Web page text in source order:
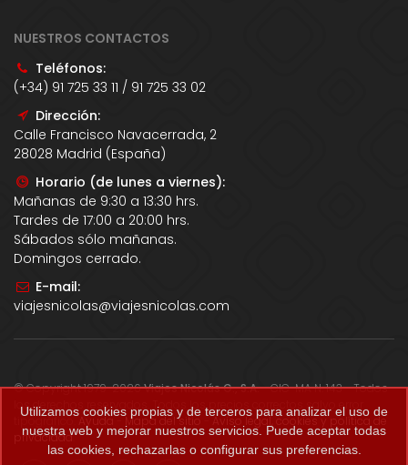
NUESTROS CONTACTOS
Teléfonos:
(+34) 91 725 33 11 / 91 725 33 02
Dirección:
Calle Francisco Navacerrada, 2
28028 Madrid (España)
Horario (de lunes a viernes):
Mañanas de 9:30 a 13:30 hrs.
Tardes de 17:00 a 20:00 hrs.
Sábados sólo mañanas.
Domingos cerrado.
E-mail:
viajesnicolas@viajesnicolas.com
© Copyright 1979-2026Viajes Nicolás G., S.A.- CIC-MA N. 143 - Todos
los derechos reservados. Todos los precios correctos salvo error
tipográfico. Ayuda-Mapa del sitio -Aviso legal, cookies y política de
privacidad.
Utilizamos cookies propias y de terceros para analizar el uso de
nuestra web y mejorar nuestros servicios. Puede aceptar todas
las cookies, rechazarlas o configurar sus preferencias.